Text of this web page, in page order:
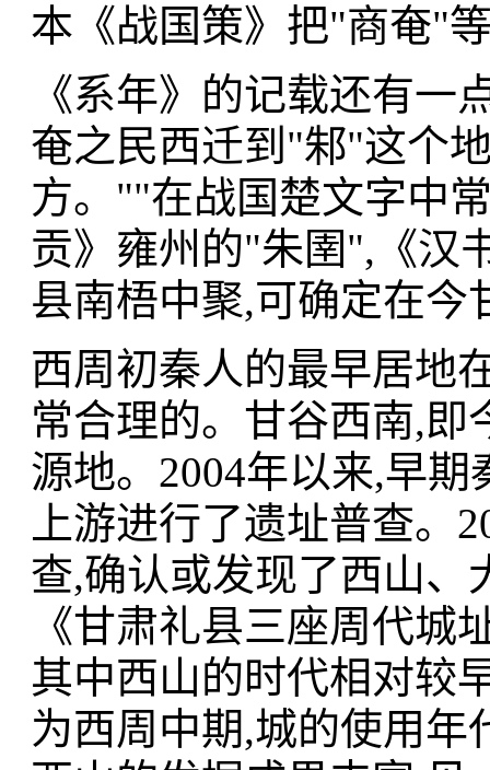
本《战国策》把"商奄"
《系年》的记载还有一
奄之民西迁到"邾"这个
方。""在战国楚文字中
贡》雍州的"朱圉",《汉
县南梧中聚,可确定在今
西周初秦人的最早居地
常合理的。甘谷西南,即
源地。2004年以来,早
上游进行了遗址普查。
查,确认或发现了西山、
《甘肃礼县三座周代城
其中西山的时代相对较
为西周中期,城的使用年